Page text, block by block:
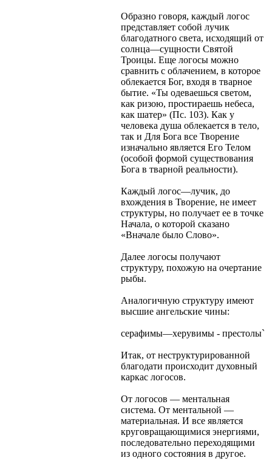
Образно говоря, каждый логос
представляет собой лучик
благодатного света, исходящий от
солнца—сущности Святой
Троицы. Еще логосы можно
сравнить с облачением, в которое
облекается Бог, входя в тварное
бытие. «Ты одеваешься светом,
как ризою, простираешь небеса,
как шатер» (Пс. 103). Как у
человека душа облекается в тело,
так и Для Бога все Творение
изначально является Его Телом
(особой формой существования
Бога в тварной реальности).
Каждый логос—лучик, до
вхождения в Творение, не имеет
структуры, но получает ее в точке
Начала, о которой сказано
«Вначале было Слово».
Далее логосы получают
структуру, похожую на очертание
рыбы.
Аналогичную структуру имеют
высшие ангельские чины:
серафимы—херувимы - престолы`
Итак, от неструктурированной
благодати происходит духовный
каркас логосов.
От логосов — ментальная
система. От ментальной —
материальная. И все является
круговращающимися энергиями,
последовательно переходящими
из одного состояния в другое.